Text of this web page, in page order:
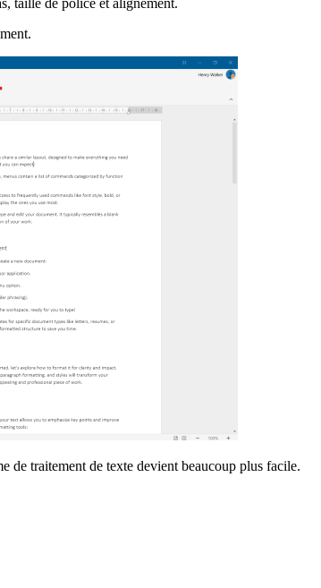
taille de police et alignement.
de traitement de texte devient beaucoup plus facile.